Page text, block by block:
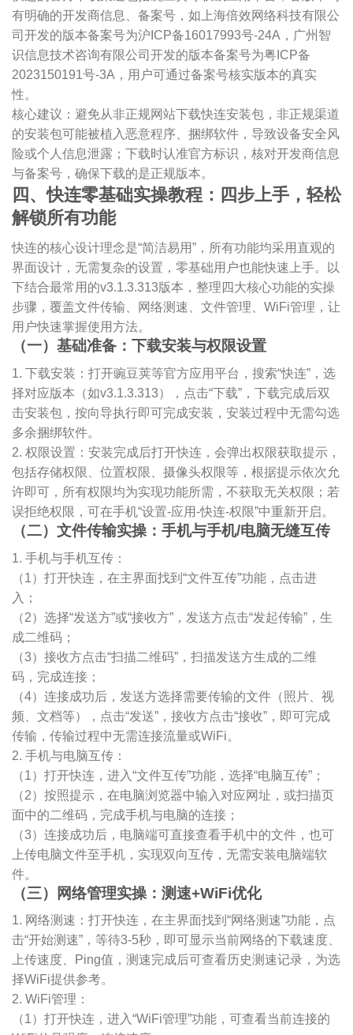
有明确的开发商信息、备案号，如上海倍效网络科技有限公
司开发的版本备案号为沪ICP备16017993号-24A，广州智
识信息技术咨询有限公司开发的版本备案号为粤ICP备
2023150191号-3A，用户可通过备案号核实版本的真实
性。
核心建议：避免从非正规网站下载快连安装包，非正规渠道
的安装包可能被植入恶意程序、捆绑软件，导致设备安全风
险或个人信息泄露；下载时认准官方标识，核对开发商信息
与备案号，确保下载的是正规版本。
四、快连零基础实操教程：四步上手，轻松
解锁所有功能
快连的核心设计理念是“简洁易用”，所有功能均采用直观的
界面设计，无需复杂的设置，零基础用户也能快速上手。以
下结合最常用的v3.1.3.313版本，整理四大核心功能的实操
步骤，覆盖文件传输、网络测速、文件管理、WiFi管理，让
用户快速掌握使用方法。
（一）基础准备：下载安装与权限设置
1. 下载安装：打开豌豆荚等官方应用平台，搜索“快连”，选
择对应版本（如v3.1.3.313），点击“下载”，下载完成后双
击安装包，按向导执行即可完成安装，安装过程中无需勾选
多余捆绑软件。
2. 权限设置：安装完成后打开快连，会弹出权限获取提示，
包括存储权限、位置权限、摄像头权限等，根据提示依次允
许即可，所有权限均为实现功能所需，不获取无关权限；若
误拒绝权限，可在手机“设置-应用-快连-权限”中重新开启。
（二）文件传输实操：手机与手机/电脑无缝互传
1. 手机与手机互传：
（1）打开快连，在主界面找到“文件互传”功能，点击进
入；
（2）选择“发送方”或“接收方”，发送方点击“发起传输”，生
成二维码；
（3）接收方点击“扫描二维码”，扫描发送方生成的二维
码，完成连接；
（4）连接成功后，发送方选择需要传输的文件（照片、视
频、文档等），点击“发送”，接收方点击“接收”，即可完成
传输，传输过程中无需连接流量或WiFi。
2. 手机与电脑互传：
（1）打开快连，进入“文件互传”功能，选择“电脑互传”；
（2）按照提示，在电脑浏览器中输入对应网址，或扫描页
面中的二维码，完成手机与电脑的连接；
（3）连接成功后，电脑端可直接查看手机中的文件，也可
上传电脑文件至手机，实现双向互传，无需安装电脑端软
件。
（三）网络管理实操：测速+WiFi优化
1. 网络测速：打开快连，在主界面找到“网络测速”功能，点
击“开始测速”，等待3-5秒，即可显示当前网络的下载速度、
上传速度、Ping值，测速完成后可查看历史测速记录，为选
择WiFi提供参考。
2. WiFi管理：
（1）打开快连，进入“WiFi管理”功能，可查看当前连接的